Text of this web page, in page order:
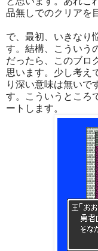
品無しでのクリアを
で、最初、いきなり
す。結構、こういう
だったら、このブロ
思います。少し考え
り深い意味は無いで
す。こういうところ
ートします。